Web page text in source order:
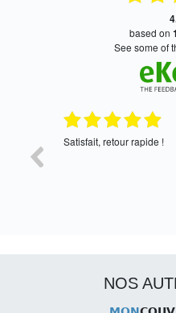
based on
see some of
Satisfait, retour rapide !
NOS